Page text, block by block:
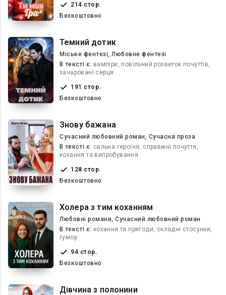
214 стор.
Безкоштовно
Темний дотик
Міське фентезі, Любовне фентезі
В текcті є: вампіри, повільний розвиток почуттів,
зачаровані серця
191 стор.
Безкоштовно
Знову бажана
Сучасний любовний роман, Сучасна проза
В текcті є: сильна героїня, справжні почуття,
кохання та випробування
128 стор.
Безкоштовно
Холера з тим коханням
Любовні романи, Сучасний любовний роман
В текcті є: кохання та пригоди, складні стосунки,
гумор
94 стор.
Безкоштовно
Дівчина з полонини